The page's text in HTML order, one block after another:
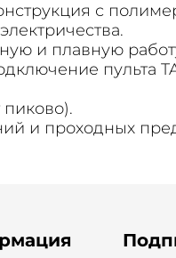
с
и плавную
пульта
и проходных